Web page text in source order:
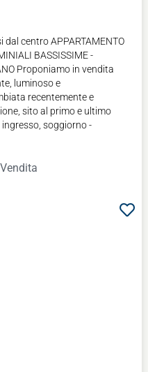
centro APPARTAMENTO
BASSISSIME -
Proponiamo in vendita
luminoso e
recentemente e
sito al primo e ultimo
soggiorno -